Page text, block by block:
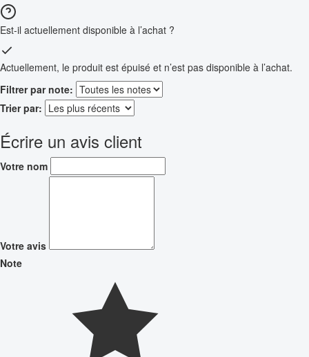
Est-il actuellement disponible à l’achat ?
Actuellement, le produit est épuisé et n’est pas disponible à l’achat.
Filtrer par note:
Trier par:
Écrire un avis client
Votre nom
Votre avis
Note